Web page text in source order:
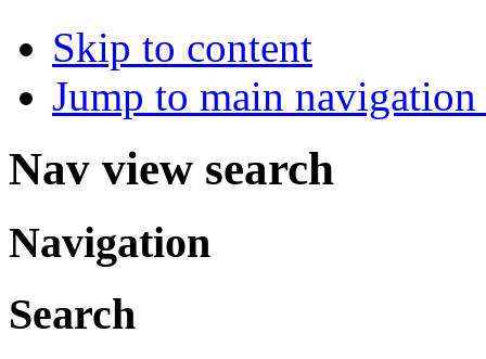
Skip to content
Jump to main
Nav view search
Navigation
Search